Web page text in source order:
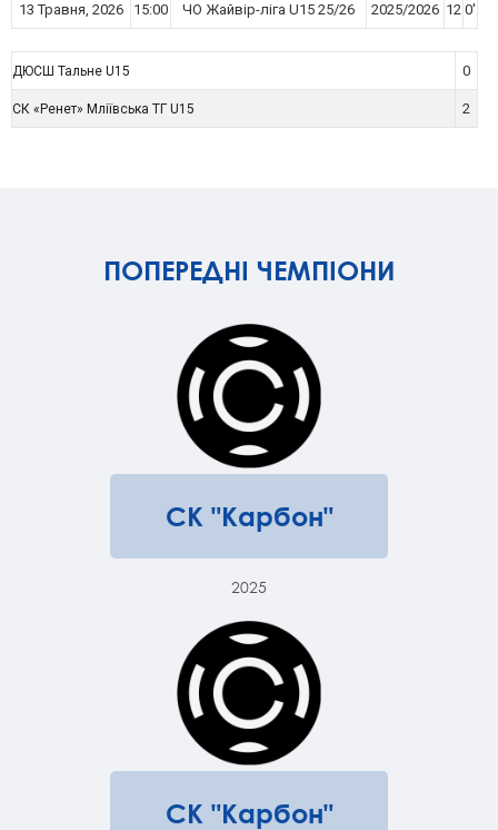
13 Травня, 2026 15:00 ЧО Жайвір-ліга U15 25/26 2025/2026 12 0'
ДЮСШ Тальне U15 0
СК «Ренет» Мліївська ТГ U15 2
ПОПЕРЕДНІ ЧЕМПІОНИ
СК "Карбон"
2025
СК "Карбон"